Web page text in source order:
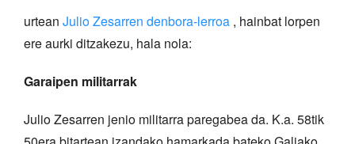
urtean Julio Zesarren denbora-lerroa , hainbat lorpen
ere aurki ditzakezu, hala nola:
Garaipen militarrak
Julio Zesarren jenio militarra paregabea da. K.a. 58tik